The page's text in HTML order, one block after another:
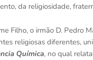
da religiosidade,
Filho, o irmão D. Pedro
religiosas diferentes,
Química, no qual